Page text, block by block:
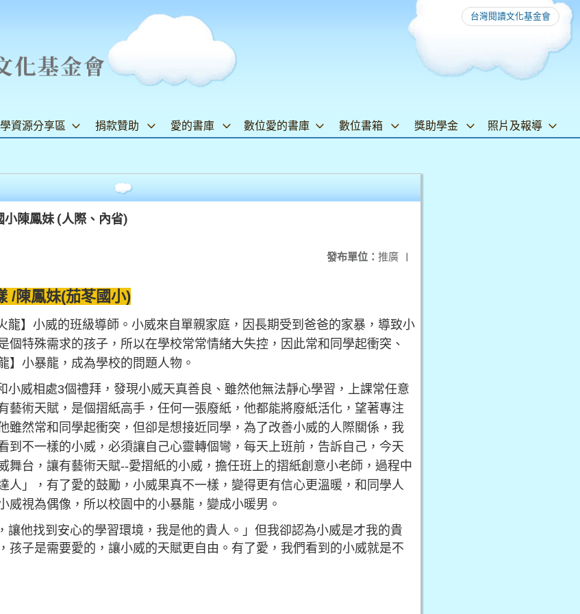
台灣閱讀文化基金會
資源分享區 捐款贊助 愛的書庫 數位愛的書庫 數位書箱 獎助學金 照片及報導
陳鳳妹 (人際、內省)
發布單位： 推廣 |
/陳鳳妹(茄苳國小)
龍】小威的班級導師。小威來自單親家庭，因長期受到爸爸的家暴，導致小
個特殊需求的孩子，所以在學校常常情緒大失控，因此常和同學起衝突、
】小暴龍，成為學校的問題人物。
小威相處3個禮拜，發現小威天真善良、雖然他無法靜心學習，上課常任意
藝術天賦，是個摺紙高手，任何一張廢紙，他都能將廢紙活化，望著專注
雖然常和同學起衝突，但卻是想接近同學，為了改善小威的人際關係，我
到不一樣的小威，必須讓自己心靈轉個彎，每天上班前，告訴自己，今天
舞台，讓有藝術天賦--愛摺紙的小威，擔任班上的摺紙創意小老師，過程中
人」，有了愛的鼓勵，小威果真不一樣，變得更有信心更溫暖，和同學人
威視為偶像，所以校園中的小暴龍，變成小暖男。
讓他找到安心的學習環境，我是他的貴人。」但我卻認為小威是才我的貴
孩子是需要愛的，讓小威的天賦更自由。有了愛，我們看到的小威就是不